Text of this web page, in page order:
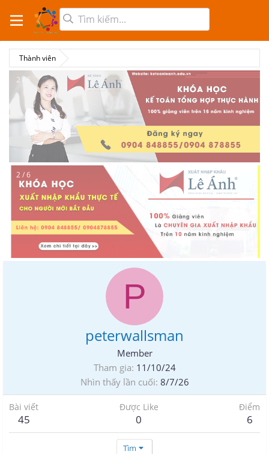
Thành viên
2 / 6
2 / 6
P
peterwallsman
Member
Tham gia 11/10/24
Nhìn thấy lần cuối 8/7/26
Bài viết
45
Được Like
0
Điểm
6
Tìm